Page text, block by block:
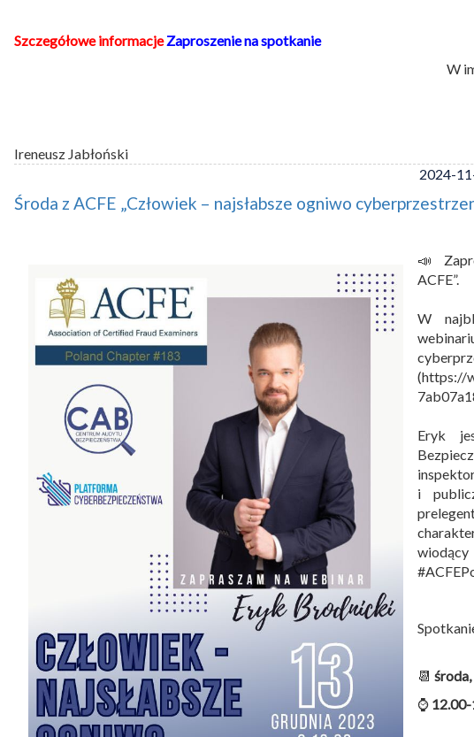
Szczegółowe informacjeZaproszenie na spotkanie
W
Ireneusz Jabłoński
2024-
Środa z ACFE „Człowiek – najsłabsze ogniwo
📣
ACFE”.
W
(https://
Eryk
i
📆
⌚